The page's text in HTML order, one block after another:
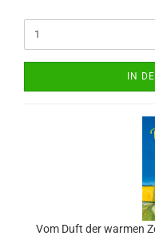
IN
Vom Duft der warmen